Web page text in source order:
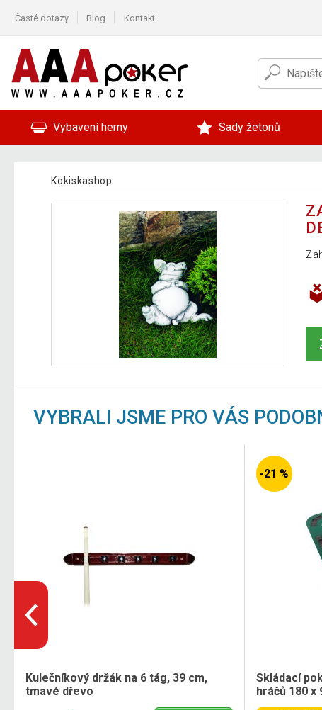
Časté dotazy Blog Kontakt
Vybavení herny Sady žetonů
Kokiskashop
VYBRALI JSME PRO VÁS
Kulečníkový držák na 6 tág, 39 cm,
tmavé dřevo
-21 %
Skládací
hráčů 180 x